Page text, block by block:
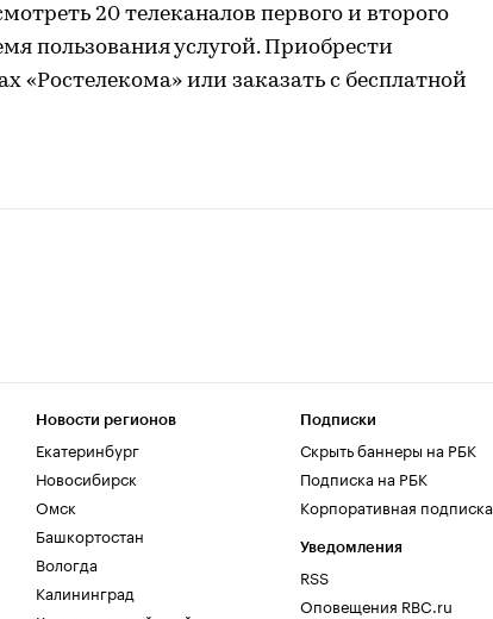
20 телеканалов первого и второго
пользования услугой. Приобрести
«Ростелекома» или заказать с бесплатной
Новости регионов
Екатеринбург
Новосибирск
Омск
Башкортостан
Вологда
Калининград
Подписки
Скрыть баннеры на РБК
Подписка на РБК
Корпоративная подписка
Уведомления
RSS
Оповещения RBC.ru